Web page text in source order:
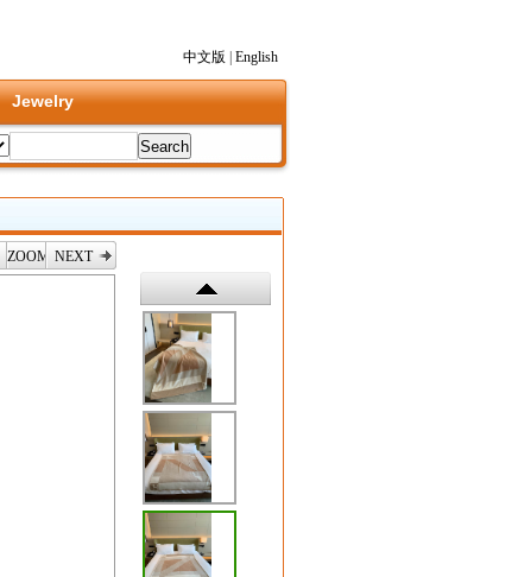
中文版
English
Jewelry
ZOOM NEXT